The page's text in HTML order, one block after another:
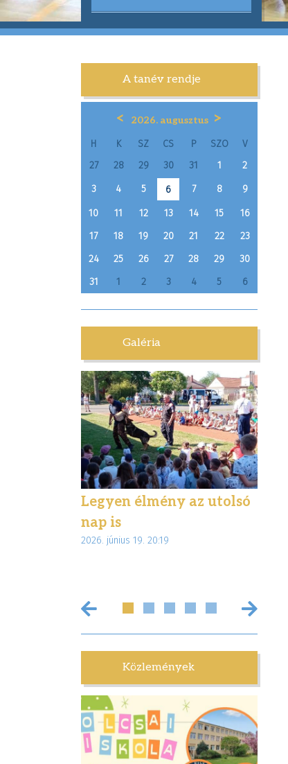
A tanév rendje
< 2026. augusztus >
H K SZ CS P SZO
V
27
28 29 30 31 1
2
3
4 5 6 7 8 9
10 11 12 13 14 15
16
17
18 19 20 21 22
23
24
25 26 27 28 29
30
31
1 2 3 4 5 6
Galéria
Legyen élmény az utolsó
nap is
2026. június 19. 20:19
Közlemények